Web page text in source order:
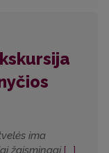
ima
žaismingai [...]